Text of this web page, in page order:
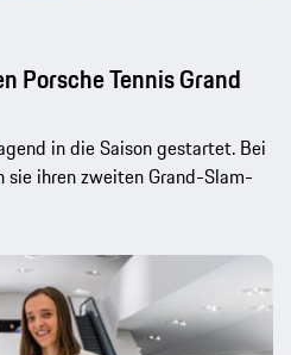
Porsche Tennis Grand
in die Saison gestartet. Bei
sie ihren zweiten Grand-Slam-